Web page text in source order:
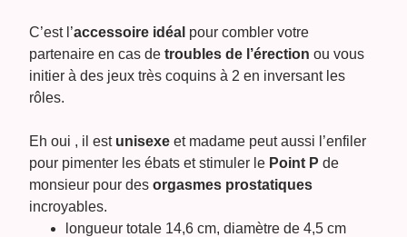
C’est l’accessoire idéal pour combler votre
partenaire en cas detroubles de l’érection ou vous
initier à des jeux très coquins à 2 en inversant les
rôles.
Eh oui , il est unisexe et madame peut aussi l’enfiler
pour pimenter les ébats et stimuler le Point P de
monsieur pour desorgasmes prostatiques
incroyables.
longueur totale 14,6 cm, diamètre de 4,5 cm